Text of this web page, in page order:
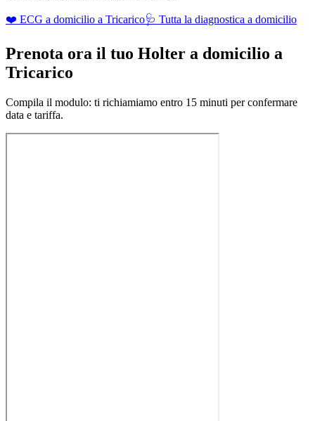
❤️ ECG a domicilio a Tricarico🩺 Tutta la diagnostica a domicilio
Prenota ora il tuo Holter a domicilio a
Tricarico
Compila il modulo: ti richiamiamo entro 15 minuti per confermare
data e tariffa.